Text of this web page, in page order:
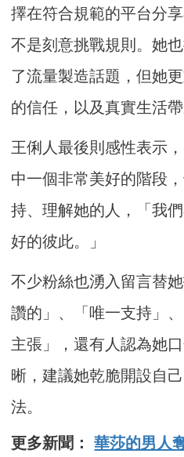
擇在符合規範的平台分
不是刻意挑戰規則。她
了流量製造話題，但她
的信任，以及真實生活帶
王俐人最後則感性表示
中一個非常美好的階段
持、理解她的人，「我
好的彼此。」
不少粉絲也湧入留言替
讚的」、「唯一支持」
主張」，還有人認為她
晰，建議她乾脆開設自
法。
更多新聞：華莎的男人